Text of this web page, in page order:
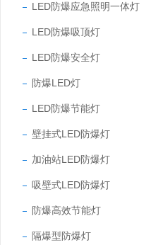
LED防爆应急照明一体灯
LED防爆吸顶灯
LED防爆安全灯
防爆LED灯
LED防爆节能灯
壁挂式LED防爆灯
加油站LED防爆灯
吸壁式LED防爆灯
防爆高效节能灯
隔爆型防爆灯